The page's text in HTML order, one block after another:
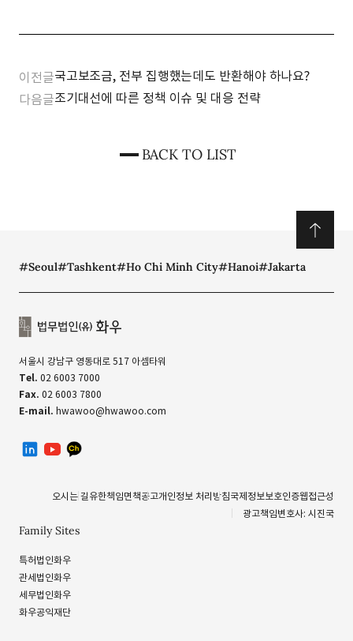
이전글국고보조금, 전부 집행했는데도 반환해야 하나요?
BACK TO LIST
다음글조기대선에 따른 정책 이슈 및 대응 전략
#Seoul#Tashkent#Ho Chi Minh City#Hanoi#Jakarta
서울시 강남구 영동대로 517 아셈타워
Tel. 02 6003 7000
Fax. 02 6003 7800
E-mail. hwawoo@hwawoo.com
Family Sites
특허법인화우
관세법인화우
세무법인화우
화우공익재단
오시는 길 유한책임면책공고개인정보 처리방침국제정보보호인증웹접근성
광고책임변호사: 시진국